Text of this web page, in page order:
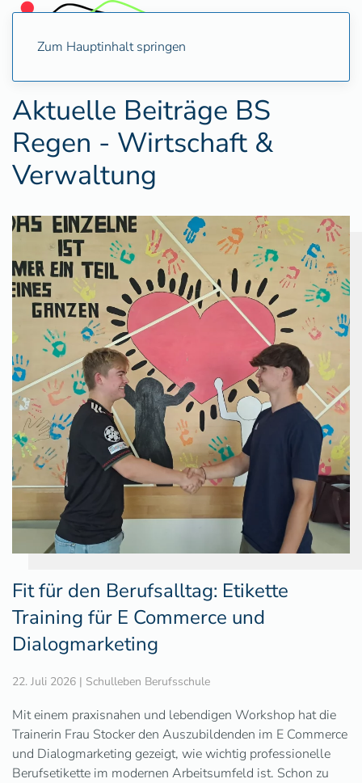
Zum Hauptinhalt springen
Aktuelle Beiträge BS
Regen - Wirtschaft &
Verwaltung
Fit für den Berufsalltag: Etikette
Training für E Commerce und
Dialogmarketing
22. Juli 2026 | Schulleben Berufsschule
Mit einem praxisnahen und lebendigen Workshop hat die
Trainerin Frau Stocker den Auszubildenden im E Commerce
und Dialogmarketing gezeigt, wie wichtig professionelle
Berufsetikette im modernen Arbeitsumfeld ist. Schon zu